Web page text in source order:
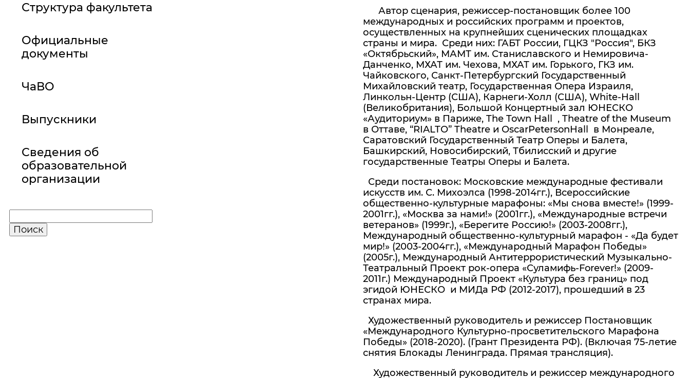
Структура факультета
Официальные
документы
ЧаВО
Выпускники
Сведения об
образовательной
организации
Автор сценария, режиссер-постановщик более 100
международных и российских программ и проектов,
осуществленных на крупнейших сценических площадках
страны и мира. Среди них: ГАБТ России, ГЦКЗ "Россия", БКЗ
«Октябрьский», МАМТ им. Станиславского и Немировича-
Данченко, МХАТ им. Чехова, МХАТ им. Горького, ГКЗ им.
Чайковского, Санкт-Петербургский Государственный
Михайловский театр, Государственная Опера Израиля,
Линкольн-Центр (США), Карнеги-Холл (США), White-Hall
(Великобритания), Большой Концертный зал ЮНЕСКО
«Аудиториум» в Париже, The Town Hall , Theatre of the Museum
в Оттаве, “RIALTO” Theatre и OscarPetersonHall в Монреале,
Саратовский Государственный Театр Оперы и Балета,
Башкирский, Новосибирский, Тбилисский и другие
государственные Театры Оперы и Балета.
Среди постановок: Московские международные фестивали
искусств им. С. Михоэлса (1998-2014гг.), Всероссийские
общественно-культурные марафоны: «Мы снова вместе!» (1999-
2001гг.), «Москва за нами!» (2001гг.), «Международные встречи
ветеранов» (1999г.), «Берегите Россию!» (2003-2008гг.),
Международный общественно-культурный марафон - «Да будет
мир!» (2003-2004гг.), «Международный Марафон Победы»
(2005г.), Международный Антитеррористический Музыкально-
Театральный Проект рок-опера «Суламифь-Forever!» (2009-
2011г.) Международный Проект «Культура без границ» под
эгидой ЮНЕСКО и МИДа РФ (2012-2017), прошедший в 23
странах мира.
Художественный руководитель и режиссер Постановщик
«Международного Культурно-просветительского Марафона
Победы» (2018-2020). (Грант Президента РФ). (Включая 75-летие
снятия Блокады Ленинграда. Прямая трансляция).
Художественный руководитель и режиссер международного